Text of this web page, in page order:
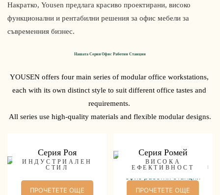
Накратко, Yousen предлага красиво проектирани, високо
функционални и рентабилни решения за офис мебели за
съвременния бизнес.
Нашата Серия Офис Работни Станции
YOUSEN offers four main series of modular office workstations,
each with its own distinct style to suit different office tastes and
requirements.
All series use high-quality materials and flexible modular designs.
Серия Роя
ИНДУСТРИАЛЕН
СТИЛ
ПРОЧЕТЕТЕ ОЩЕ
Серия Ромей
ВИСОКА
ЕФЕКТИВНОСТ
ПРОЧЕТЕТЕ ОЩЕ